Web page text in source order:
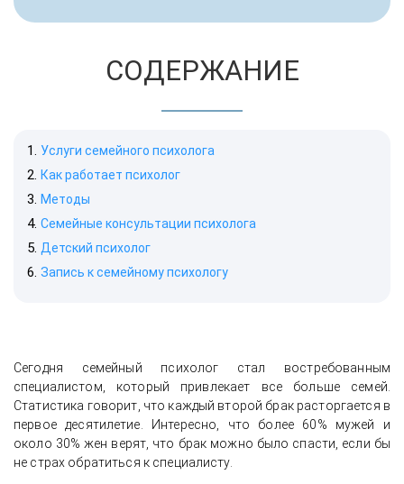
СОДЕРЖАНИЕ
Услуги семейного психолога
Как работает психолог
Методы
Семейные консультации психолога
Детский психолог
Запись к семейному психологу
Сегодня семейный психолог стал востребованным
специалистом, который привлекает все больше семей.
Статистика говорит, что каждый второй брак расторгается в
первое десятилетие. Интересно, что более 60% мужей и
около 30% жен верят, что брак можно было спасти, если бы
не страх обратиться к специалисту.